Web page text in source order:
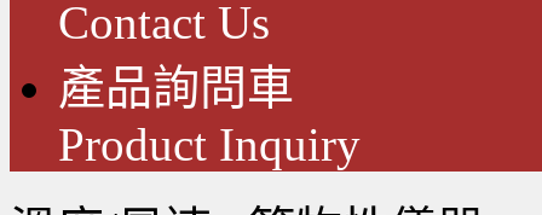
Contact Us
產品詢問車
Product Inquiry